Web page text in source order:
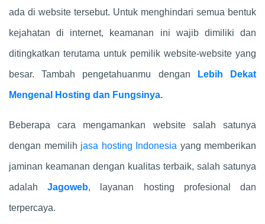
ada di website tersebut. Untuk menghindari semua bentuk
kejahatan di internet, keamanan ini wajib dimiliki dan
ditingkatkan terutama untuk pemilik website-website yang
besar. Tambah pengetahuanmu dengan Lebih Dekat
Mengenal Hosting dan Fungsinya.
Beberapa cara mengamankan website salah satunya
dengan memilih jasa hosting Indonesia yang memberikan
jaminan keamanan dengan kualitas terbaik, salah satunya
adalahJagoweb, layanan hosting profesional dan
terpercaya.